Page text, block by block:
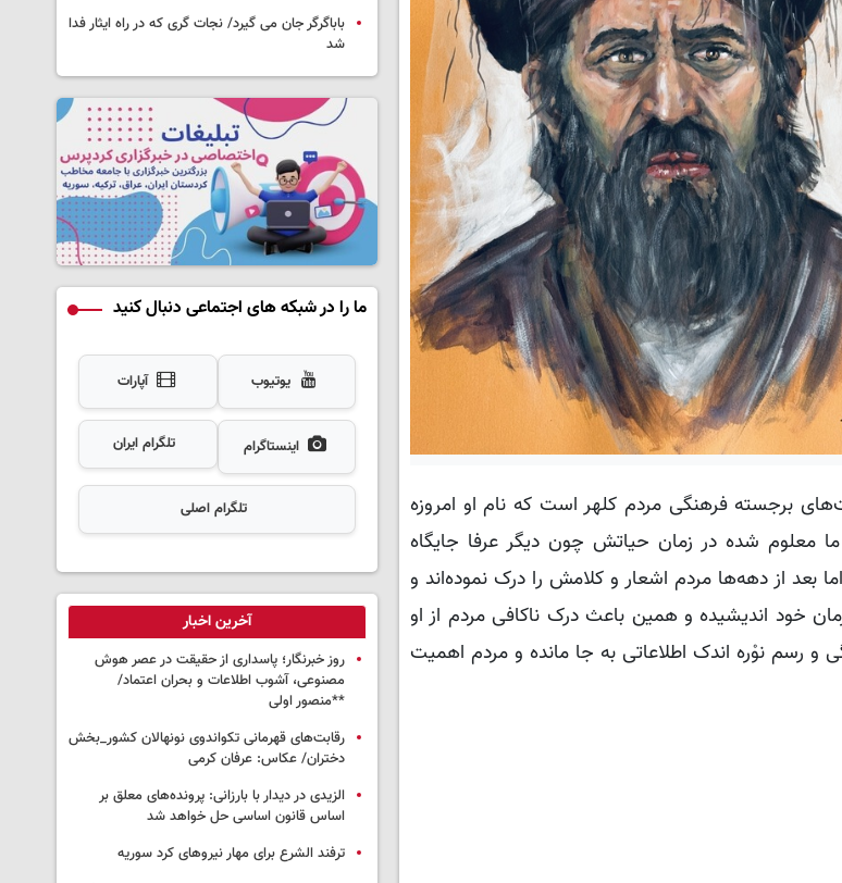
برجسته فرهنگی مردم کلهر است که نام او امروزه
معلوم شده در زمان حیاتش چون دیگر عرفا جایگاه
بعد از دهه‌ها مردم اشعار و کلامش را درک نموده‌اند و
خود اندیشیده و همین باعث درک ناکافی مردم از او
رسم نوْره اندک اطلاعاتی به جا مانده و مردم اهمیت
باباگرگر جان می گیرد/ نجات گری که در راه ایثار فدا
شد
ما را در شبکه های اجتماعی دنبال کنید
یوتیوب آپارات
اینستاگرام تلگرام ایران
تلگرام اصلی
آخرین اخبار
روز خبرنگار؛ پاسداری از حقیقت در عصر هوش
مصنوعی، آشوب اطلاعات و بحران اعتماد/
**منصور اولی
رقابت‌های قهرمانی تکواندوی نونهالان کشور_بخش
دختران/ عکاس: عرفان کرمی
الزیدی در دیدار با بارزانی: پرونده‌های معلق بر
اساس قانون اساسی حل خواهد شد
ترفند الشرع برای مهار نیروهای کرد سوریه